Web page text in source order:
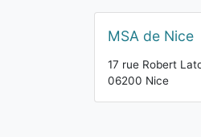
MSA de Nice
17 rue Robert
06200 Nice